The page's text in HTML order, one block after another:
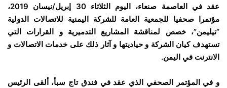
عقد في العاصمة صنعاء، اليوم الثلاثاء 30 إبريل/نيسان 2019،
مؤتمرا صحفيا للجمعية العامة للشركة اليمنية للاتصالات الدولية
“تيليمن”، خصص لمناقشة المشاريع التدميرية و القرارات التي
تستهدف كيان الشركة و حياديتها و آثار ذلك على خدمات الاتصالات و
الانترنت في اليمن.
و في المؤتمر الصحفي الذي عقد في فندق تاج سبأ، ألقى الرئيس